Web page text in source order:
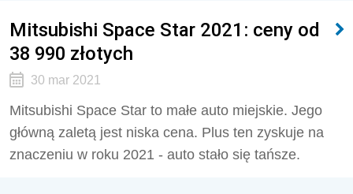
Mitsubishi Space Star 2021: ceny od
38 990 złotych
30 mar 2021
Mitsubishi Space Star to małe auto miejskie. Jego
główną zaletą jest niska cena. Plus ten zyskuje na
znaczeniu w roku 2021 - auto stało się tańsze.